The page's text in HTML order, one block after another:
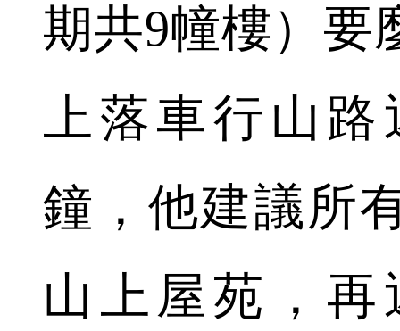
期共9幢樓）要
上落車行山路
鐘，他建議所
山上屋苑，